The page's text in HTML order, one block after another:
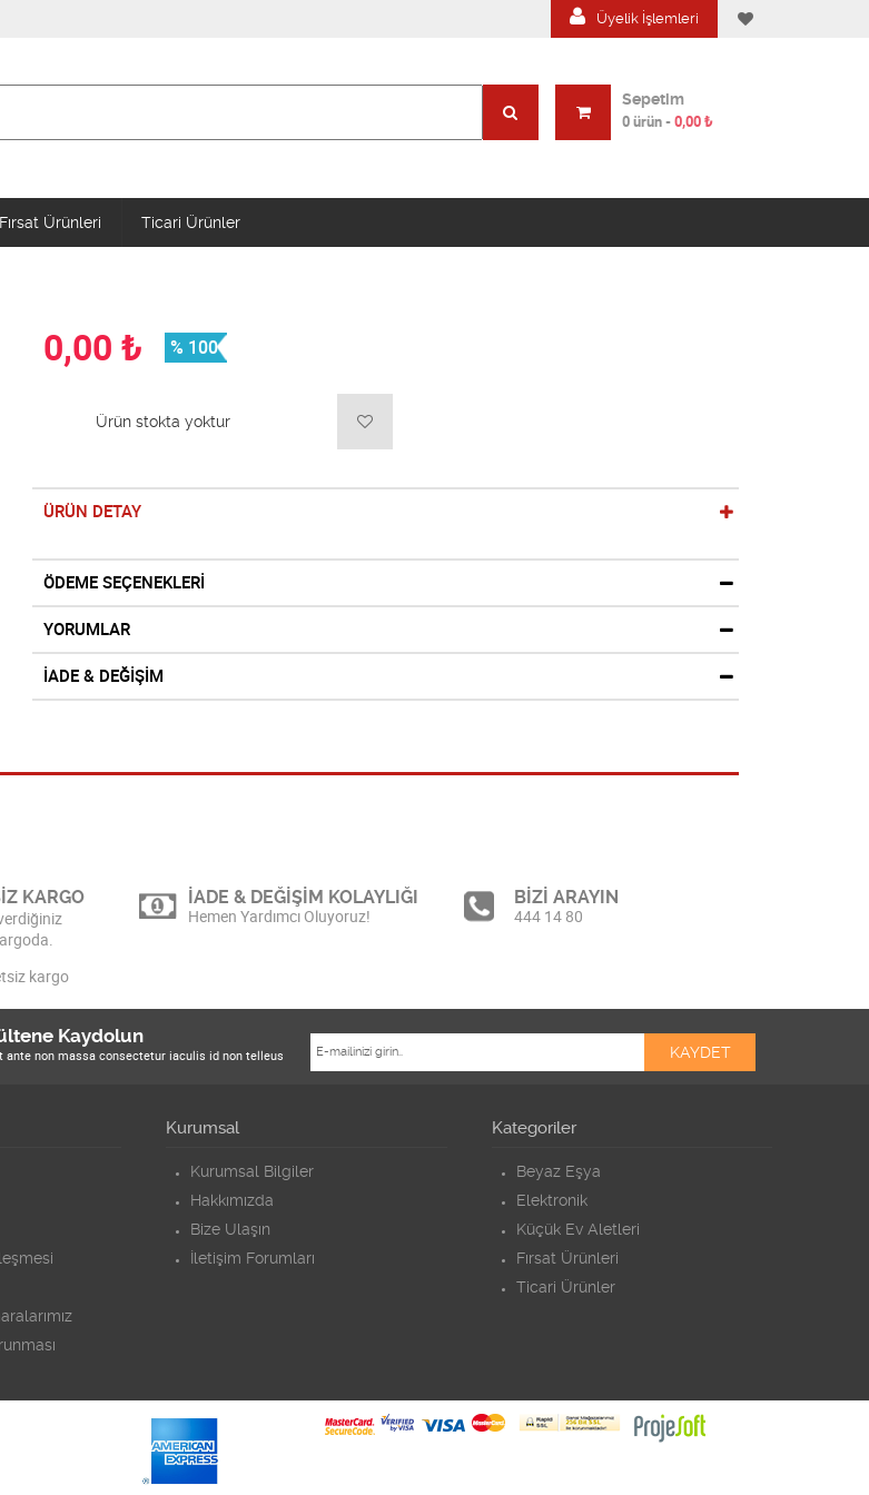
Üyelik İşlemleri
Sepetim
0 ürün - 0,00 ₺
Fırsat Ürünleri Ticari Ürünler
0,00 ₺ % 100
Ürün stokta yoktur
ÜRÜN DETAY
ÖDEME SEÇENEKLERİ
YORUMLAR
İADE & DEĞİŞİM
KARGO
kargo
İADE & DEĞİŞİM KOLAYLIĞI
Hemen Yardımcı Oluyoruz!
BİZİ ARAYIN
444 14 80
Kaydolun
ante non massa consectetur iaculis id non telleus
Kurumsal
Kurumsal Bilgiler
Hakkımızda
Bize Ulaşın
İletişim Forumları
Kategoriler
Beyaz Eşya
Elektronik
Küçük Ev Aletleri
Fırsat Ürünleri
Ticari Ürünler